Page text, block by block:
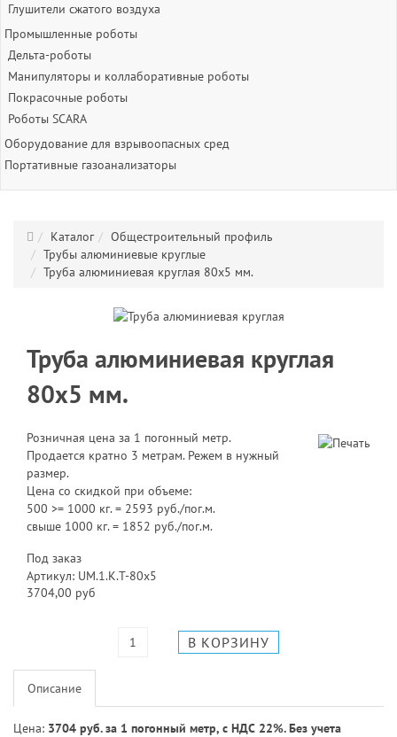
Глушители сжатого воздуха
Промышленные роботы
Дельта-роботы
Манипуляторы и коллаборативные роботы
Покрасочные роботы
Роботы SCARA
Оборудование для взрывоопасных сред
Портативные газоанализаторы
Каталог
Общестроительный профиль
Трубы алюминиевые круглые
Труба алюминиевая круглая 80x5 мм.
Труба алюминиевая круглая
80x5 мм.
Розничная цена за 1 погонный метр.
Продается кратно 3 метрам. Режем в нужный
размер.
Цена со скидкой при объеме:
500 >= 1000 кг. = 2593 руб./пог.м.
свыше 1000 кг. = 1852 руб./пог.м.
Под заказ
Артикул: UM.1.K.T-80x5
3704,00 руб
Описание
Цена: 3704 руб. за 1 погонный метр, с НДС 22%. Без учета